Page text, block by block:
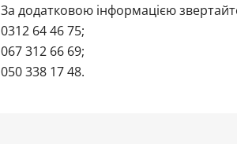
За додатковою інформацією
0312 64 46 75;
067 312 66 69;
050 338 17 48.